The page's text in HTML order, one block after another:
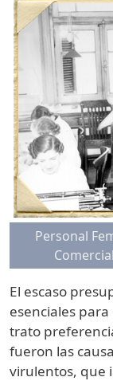
Personal
El escaso
esenciales
trato
fueron las
virulentos, que